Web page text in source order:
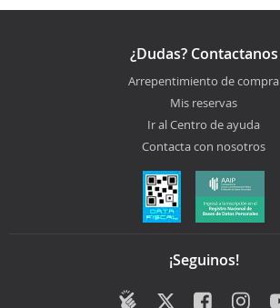
¿Dudas? Contactanos
Arrepentimiento de compra
Mis reservas
Ir al Centro de ayuda
Contacta con nosotros
¡Seguinos!